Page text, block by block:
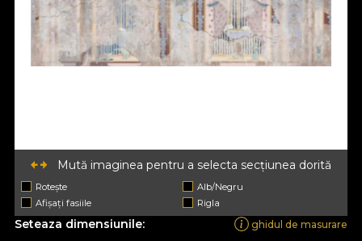
Mută imaginea pentru a selecta secțiunea dorită
Rotește
Alb/Negru
Afișați fasiile
Rigla
Seteaza dimensiunile: ghidul de masurare